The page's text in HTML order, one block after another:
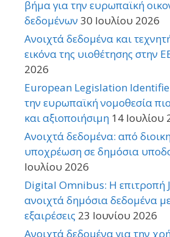
βήμα για την ευρωπαϊκή
δεδομένων 30 Ιουλίου 2026
Ανοιχτά δεδομένα και
εικόνα της υιοθέτησης στην
2026
European Legislation
την ευρωπαϊκή νομοθεσία
και αξιοποιήσιμη 14 Ιουλίου
Ανοιχτά δεδομένα: από
υποχρέωση σε δημόσια
Ιουλίου 2026
Digital Omnibus: Η επιτροπή
ανοιχτά δημόσια δεδομένα
εξαιρέσεις 23 Ιουνίου 2026
Ανοιχτά δεδομένα για την